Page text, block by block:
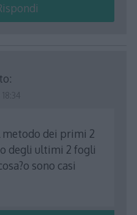
metodo dei primi 2
degli ultimi 2 fogli
sono casi